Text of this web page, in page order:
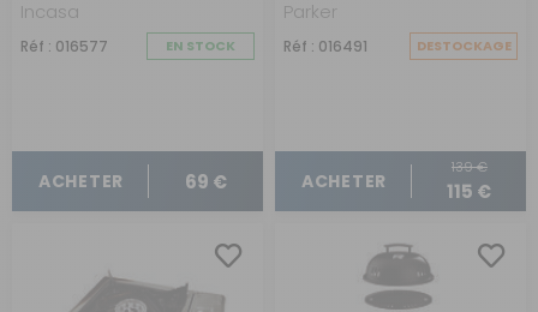
Incasa
Réf : 016577 EN STOCK
ACHETER 69 €
Parker
Réf : 016491 DESTOCKAGE
ACHETER
139 €
115 €